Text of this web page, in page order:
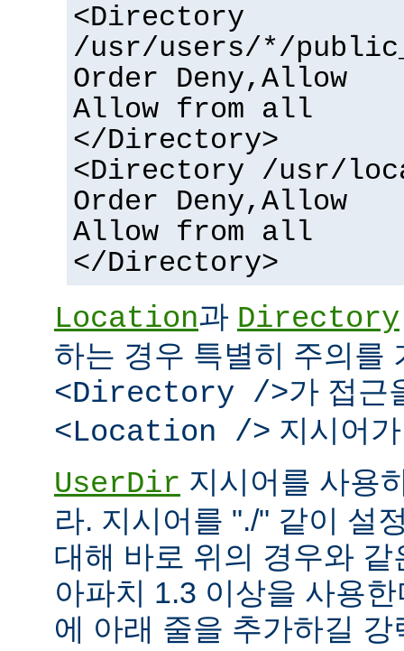
<Directory
/usr/users/*/
Order Deny,Allow
Allow from all
</Directory>
<Directory /usr/
Order Deny,Allow
Allow from all
</Directory>
Location과 Directory
하는 경우 특별히 주의를
<Directory />가 접근
<Location /> 지시어
UserDir 지시어를 사용
라. 지시어를 "./" 같이 설
대해 바로 위의 경우와
아파치 1.3 이상을 사용
에 아래 줄을 추가하길 강